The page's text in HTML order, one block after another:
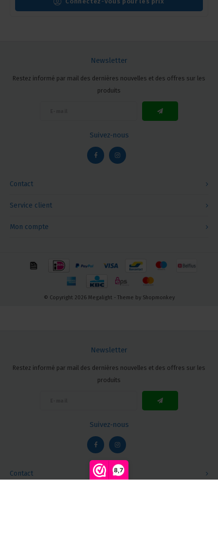
8,7
Contact
Newsletter
Restez informé par mail des dernières nouvelles et des offres sur les
produits
Suivez-nous
Service client
Mon compte
© Copyright 2026 Megalight - Theme by Shopmonkey
Contact
Newsletter
Restez informé par mail des dernières nouvelles et des offres sur les
produits
Suivez-nous